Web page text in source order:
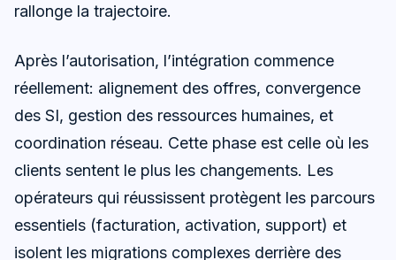
rallonge la trajectoire.
Après l’autorisation, l’intégration commence
réellement: alignement des offres, convergence
des SI, gestion des ressources humaines, et
coordination réseau. Cette phase est celle où les
clients sentent le plus les changements. Les
opérateurs qui réussissent protègent les parcours
essentiels (facturation, activation, support) et
isolent les migrations complexes derrière des